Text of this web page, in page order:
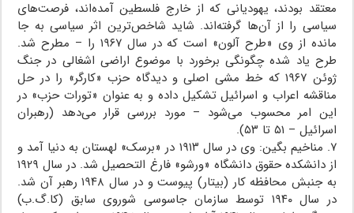
معتقد بودند، یهودیانی که از خارج فلسطین آمده‌اند، فرصت‌های
سیاسی را از آن‌ها گرفته‌اند. شاید شاخص‌ترین اثر سیاسی به جا
مانده از وی «طرح آلون» است که در سال ۱۹۶۷ را – مطرح شد.
طرح یاد شده چگونگی برخورد با موضوع اراضی اشغالی در جنگ
ژوئن ۱۹۶۷ که خط مشی اصلی و دیدگاه حزب «کارگر» را در حل
مناقشه اعراب و اسرائیل تشکیل داده و به عنوان «تورات حزب» در
این امر محسوب می‌شود – مورد بررسی قرار می‌دهد (رهبران
اسرائیل – ۵۱ تا ۵۳).
۷. مناخیم بگین: وی در سال ۱۹۱۳ در «برسک» لهستان به دنیا آمد و
از دانشکده حقوق دانشگاه «ورشو» فارغ التحصیل شد. در سال ۱۹۲۹
به جنبش محافظه کار (بیتار) پیوست و در سال ۱۹۴۸ رهبر آن شد.
در سال ۱۹۴۰ توسط سازمان جاسوسی شوروی سابق (کا.گ.ب)